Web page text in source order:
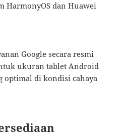
HarmonyOS dan Huawei
Google secara resmi
ukuran tablet Android
optimal di kondisi cahaya